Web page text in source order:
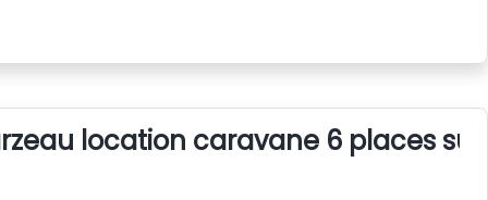
location caravane 6 places